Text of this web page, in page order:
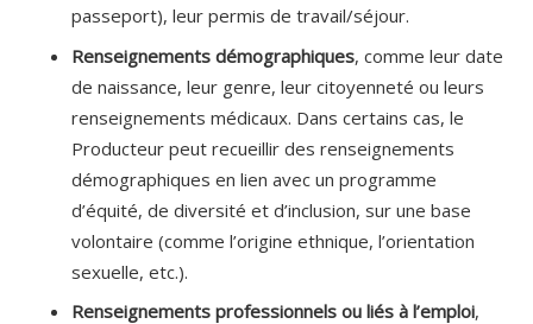
passeport), leur permis de travail/séjour.
Renseignements démographiques, comme leur date
de naissance, leur genre, leur citoyenneté ou leurs
renseignements médicaux. Dans certains cas, le
Producteur peut recueillir des renseignements
démographiques en lien avec un programme
d’équité, de diversité et d’inclusion, sur une base
volontaire (comme l’origine ethnique, l’orientation
sexuelle, etc.).
Renseignements professionnels ou liés à l’emploi,